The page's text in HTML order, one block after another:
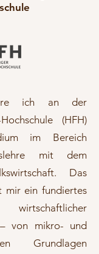
ich an der
(HFH)
im Bereich
mit dem
Das
mir ein fundiertes
– von mikro- und
Grundlagen